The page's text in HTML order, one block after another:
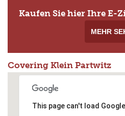
Kaufen Sie hier Ihre E-
MEHR
Covering Klein Partwitz
This page can't load